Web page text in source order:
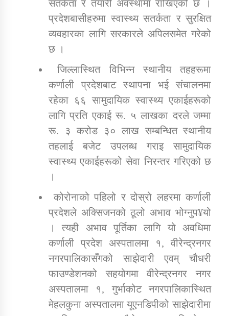
सतर्कता र तयारी अवस्थामा राखिएको छ ।
प्रदेशबासीहरुमा स्वास्थ्य सतर्कता र सुरक्षित
व्यवहारका लागि सरकारले अपिलसमेत गरेको
छ ।
जिल्लास्थित विभिन्न स्थानीय तहहरूमा
कर्णाली प्रदेशबाट स्थापना भई संचालनमा
रहेका ६६ सामुदायिक स्वास्थ्य एकाईहरूको
लागि प्रति एकाई रू. ५ लाखका दरले जम्मा
रू. ३ करोड ३० लाख सम्बन्धित स्थानीय
तहलाई बजेट उपलब्ध गराइ सामुदायिक
स्वास्थ्य एकाईहरूको सेवा निरन्तर गरिएको छ
।
कोरोनाको पहिलो र दोस्रो लहरमा कर्णाली
प्रदेशले अक्सिजनको ठूलो अभाव भोग्नुप¥यो
। त्यही अभाव पूर्तिका लागि यो अवधिमा
कर्णाली प्रदेश अस्पतालमा १, वीरेन्द्रनगर
नगरपालिकासँगको साझेदारी एवम् चौधरी
फाउण्डेशनको सहयोगमा वीरेन्द्रनगर नगर
अस्पतालमा १, गुर्भाकोट नगरपालिकास्थित
मेहलकुना अस्पतालमा यूएनडिपीको साझेदारीमा